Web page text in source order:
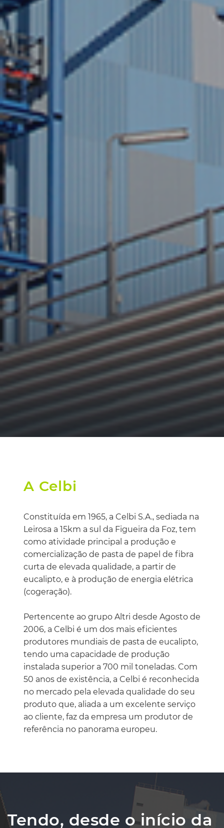
A Celbi
Constituída em 1965, a Celbi S.A., sediada na
Leirosa a 15km a sul da Figueira da Foz, tem
como atividade principal a produção e
comercialização de pasta de papel de fibra
curta de elevada qualidade, a partir de
eucalipto, e à produção de energia elétrica
(cogeração).
Pertencente ao grupo Altri desde Agosto de
2006, a Celbi é um dos mais eficientes
produtores mundiais de pasta de eucalipto,
tendo uma capacidade de produção
instalada superior a 700 mil toneladas. Com
50 anos de existência, a Celbi é reconhecida
no mercado pela elevada qualidade do seu
produto que, aliada a um excelente serviço
ao cliente, faz da empresa um produtor de
referência no panorama europeu.
Tendo, desde o início da